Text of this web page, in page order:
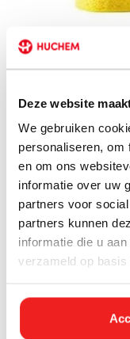
Deze website
We gebruiken
personaliseren, om
en om ons
informatie over uw
partners voor
partners kunnen
informatie die u
verzameld op
Overige
Persoonlijke
Huchem
Bent u op zoek naar
het gebied van
Huchem biedt